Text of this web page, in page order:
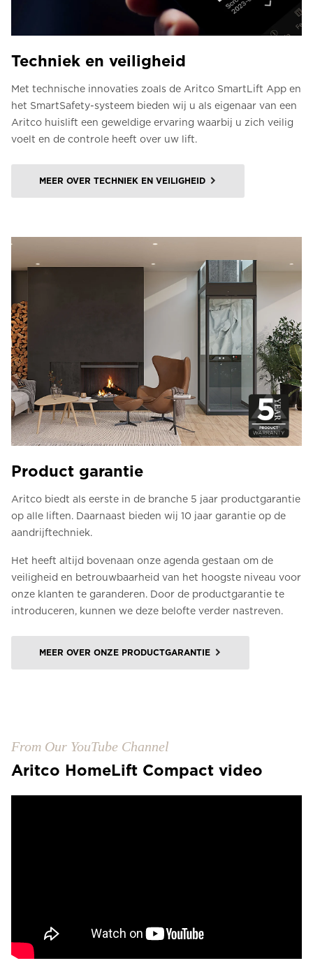
Techniek en veiligheid
Met technische innovaties zoals de Aritco SmartLift App en
het SmartSafety-systeem bieden wij u als eigenaar van een
Aritco huislift een geweldige ervaring waarbij u zich veilig
voelt en de controle heeft over uw lift.
MEER OVER TECHNIEK EN VEILIGHEID
Product garantie
Aritco biedt als eerste in de branche 5 jaar productgarantie
op alle liften. Daarnaast bieden wij 10 jaar garantie op de
aandrijftechniek.
Het heeft altijd bovenaan onze agenda gestaan om de
veiligheid en betrouwbaarheid van het hoogste niveau voor
onze klanten te garanderen. Door de productgarantie te
introduceren, kunnen we deze belofte verder nastreven.
MEER OVER ONZE PRODUCTGARANTIE
From Our YouTube Channel
Aritco HomeLift Compact video